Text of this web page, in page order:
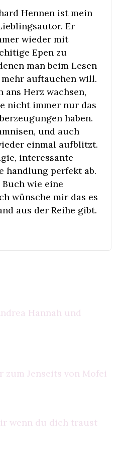
Hennen ist mein
Er
wieder mit
Epen zu
man beim Lesen
auftauchen will.
ans Herz wachsen,
nicht immer nur das
haben.
und auch
einmal aufblitzt.
interessante
handlung perfekt ab.
wie eine
wünsche mir das es
aus der Reihe gibt.
Hannah und
zum Jenseits von Mofei
wenn du dich traust